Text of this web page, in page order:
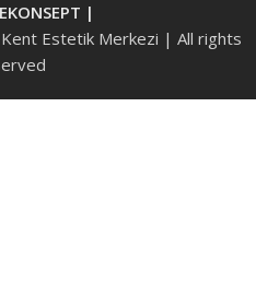
|
Estetik Merkezi | All rights